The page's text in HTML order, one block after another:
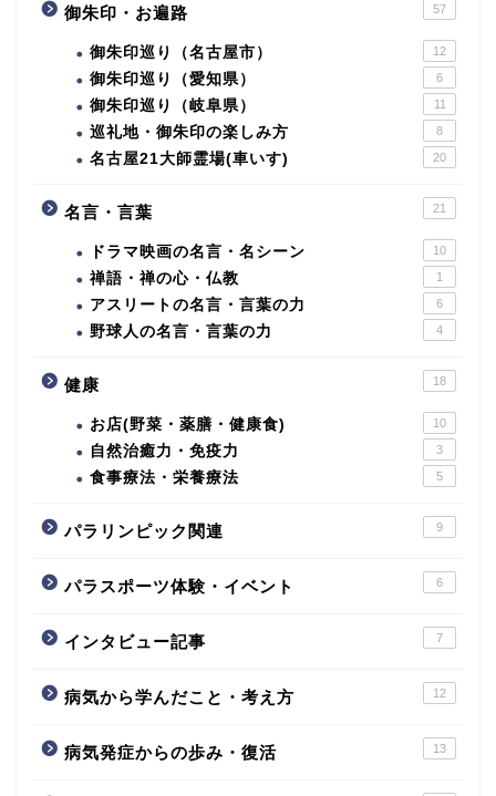
御朱印・お遍路 57
御朱印巡り（名古屋市） 12
御朱印巡り（愛知県） 6
御朱印巡り（岐阜県） 11
巡礼地・御朱印の楽しみ方 8
名古屋21大師霊場(車いす) 20
名言・言葉 21
ドラマ映画の名言・名シーン 10
禅語・禅の心・仏教 1
アスリートの名言・言葉の力 6
野球人の名言・言葉の力 4
健康 18
お店(野菜・薬膳・健康食) 10
自然治癒力・免疫力 3
食事療法・栄養療法 5
パラリンピック関連 9
パラスポーツ体験・イベント 6
インタビュー記事 7
病気から学んだこと・考え方 12
病気発症からの歩み・復活 13